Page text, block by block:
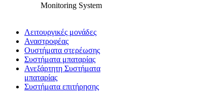
Monitoring System
Λειτουργικές μονάδες
Αναστροφέας
Oυστήματα στερέωσης
Συστήματα μπαταρίας
Ανεξάρτητη Συστήματα
μπαταρίας
Συστήματα επιτήρησης